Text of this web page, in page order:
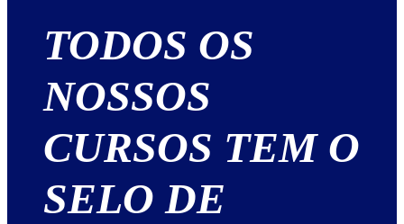
TODOS OS
NOSSOS
CURSOS TEM O
SELO DE